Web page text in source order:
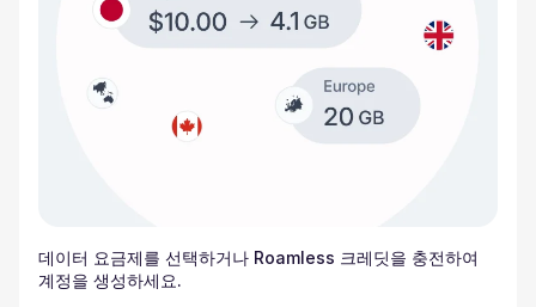
데이터 요금제를 선택하거나 Roamless 크레딧을 충전하여
계정을 생성하세요.